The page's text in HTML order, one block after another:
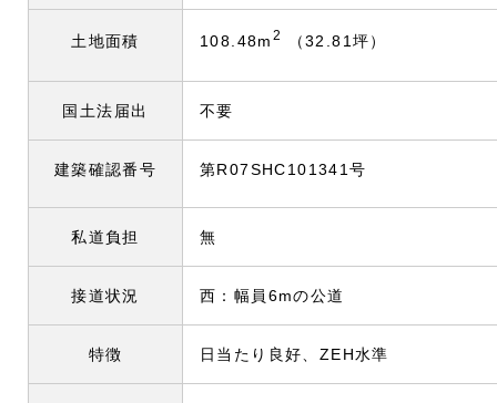
土地面積 108.48m 2 （32.81坪）
国土法届出 不要
建築確認番号 第R07SHC101341号
私道負担 無
接道状況 西：幅員6mの公道
特徴 日当たり良好、ZEH水準